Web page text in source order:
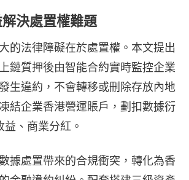
決處置權難題
的法律障礙在於處置權。本文提出
鏈質押後由智能合約實時監控企業
生違約，不會轉移或刪除存放內地
結企業香港營運賬戶，劃扣數據衍
、商業分紅。
據處置帶來的合規衝突，轉化為香